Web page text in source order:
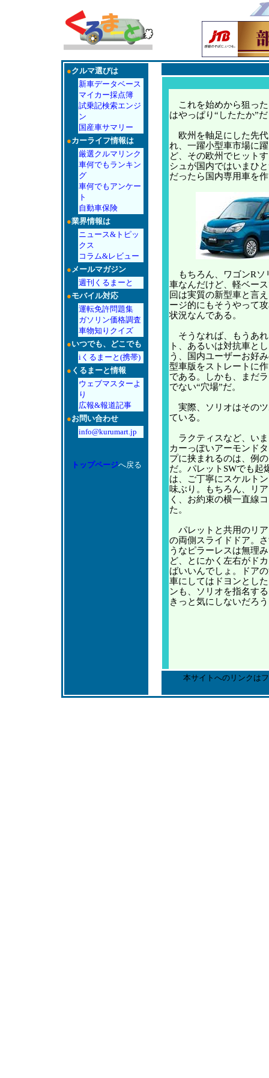
●クルマ選びは
新車データベース
マイカー採点簿
試乗記検索エンジ
ン
国産車サマリー
●カーライフ情報は
厳選クルマリンク
車何でもランキン
グ
車何でもアンケー
ト
自動車保険
●業界情報は
ニュース&トピッ
クス
コラム&レビュー
●メールマガジン
週刊くるまーと
●モバイル対応
運転免許問題集
ガソリン価格調査
車物知りクイズ
●いつでも、どこでも
iくるまーと(携帯)
● くるまーと情報
ウェブマスターよ
り
広報&報道記事
●お問い合わせ
info@kurumart.jp
トップページへ戻る
これを始めから狙っ
はやっぱり“したたか”
欧州を軸足にした先
れ、一躍小型車市場に
ど、その欧州でヒット
シュが国内ではいまひ
だったら国内専用車を
もちろん、ワゴンRソ
車なんだけど、軽ベー
回は実質の新型車と言
ージ的にもそうやって
状況なんである。
そうなれば、もうあ
ト、あるいは対抗車と
う、国内ユーザーお好
型車版をストレートに
である。しかも、まだ
でない“穴場”だ。
実際、ソリオはその
ている。
ラクティスなど、い
カーっぽいアーモンド
プに挟まれるのは、例
だ。パレットSWでも起
は、ご丁寧にスケルト
味ぶり。もちろん、リ
く、お約束の横一直線
た。
パレットと共用のリ
の両側スライドドア。
うなピラーレスは無理
ど、とにかく左右がド
ばいいんでしょ。ドア
車にしてはドヨンとし
ンも、ソリオを指名す
きっと気にしないだろ
本サイトへのリンクは